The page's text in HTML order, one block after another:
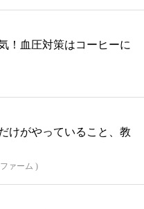
！血圧対策はコーヒーに
けがやっていること、教
ァーム )